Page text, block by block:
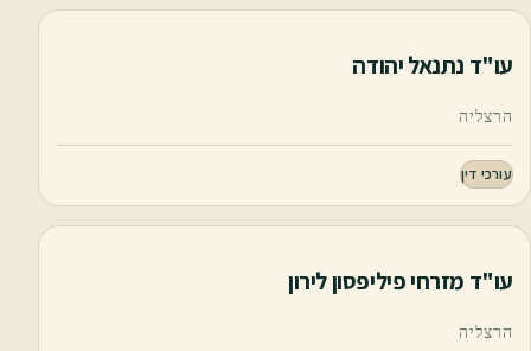
עו"ד נתנאל יהודה
הרצליה
עורכי דין
עו"ד מזרחי פיליפסון לירון
הרצליה